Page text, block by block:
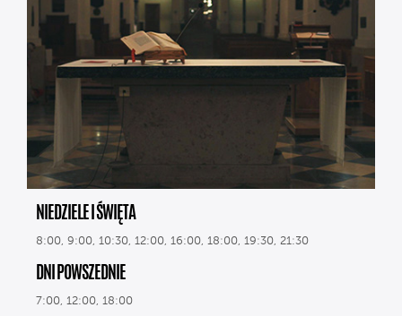
NIEDZIELE I ŚWIĘTA
8:00, 9:00, 10:30, 12:00, 16:00, 18:00, 19:30, 21:30
DNI POWSZEDNIE
7:00, 12:00, 18:00